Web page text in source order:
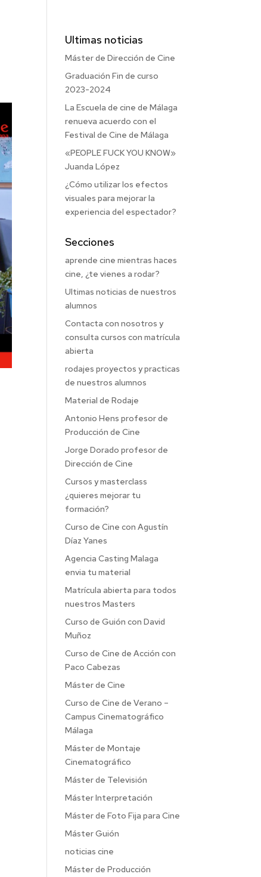
Ultimas noticias
Máster de Dirección de Cine
Graduación Fin de curso
2023-2024
La Escuela de cine de Málaga
renueva acuerdo con el
Festival de Cine de Málaga
«PEOPLE FUCK YOU KNOW»
Juanda López
¿Cómo utilizar los efectos
visuales para mejorar la
experiencia del espectador?
Secciones
aprende cine mientras haces
cine, ¿te vienes a rodar?
Ultimas noticias de nuestros
alumnos
Contacta con nosotros y
consulta cursos con matrícula
abierta
rodajes proyectos y practicas
de nuestros alumnos
Material de Rodaje
Antonio Hens profesor de
Producción de Cine
Jorge Dorado profesor de
Dirección de Cine
Cursos y masterclass
¿quieres mejorar tu
formación?
Curso de Cine con Agustín
Díaz Yanes
Agencia Casting Malaga
envia tu material
Matrícula abierta para todos
nuestros Masters
Curso de Guión con David
Muñoz
Curso de Cine de Acción con
Paco Cabezas
Máster de Cine
Curso de Cine de Verano –
Campus Cinematográfico
Málaga
Máster de Montaje
Cinematográfico
Máster de Televisión
Máster Interpretación
Máster de Foto Fija para Cine
Máster Guión
noticias cine
Máster de Producción